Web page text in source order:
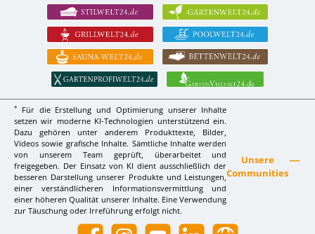
*
Für die Erstellung und Optimierung unserer Inhalte
setzen wir moderne KI-Technologien unterstützend ein.
Dazu gehören unter anderem Produkttexte, Bilder,
Videos sowie grafische Inhalte. Sämtliche Inhalte werden
von unserem Team geprüft, überarbeitet und
freigegeben. Der Einsatz von KI dient ausschließlich der
besseren Darstellung unserer Produkte und Leistungen,
einer verständlicheren Informationsvermittlung und
einer höheren Qualität unserer Inhalte. Eine Verwendung
zur Täuschung oder Irreführung erfolgt nicht.
Unsere
Communities